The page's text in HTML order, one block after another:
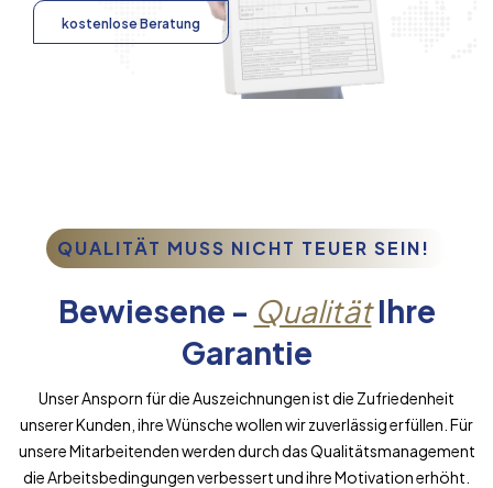
kostenlose Beratung
QUALITÄT MUSS NICHT TEUER SEIN!
Bewiesene - QualitätIhre
Garantie
Unser Ansporn für die Auszeichnungen ist die Zufriedenheit
unserer Kunden, ihre Wünsche wollen wir zuverlässig erfüllen. Für
unsere Mitarbeitenden werden durch das Qualitätsmanagement
die Arbeitsbedingungen verbessert und ihre Motivation erhöht.